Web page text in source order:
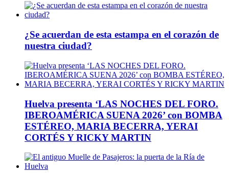
¿Se acuerdan de esta estampa en el corazón de
nuestra ciudad?
Huelva presenta ‘LAS NOCHES DEL FORO.
IBEROAMÉRICA SUENA 2026’ con BOMBA
ESTÉREO, MARIA BECERRA, YERAI
CORTÉS Y RICKY MARTIN